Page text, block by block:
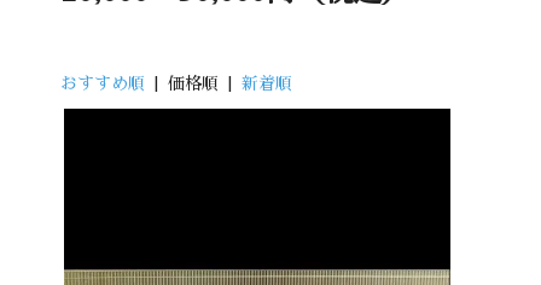
おすすめ順 | 価格順 | 新着順